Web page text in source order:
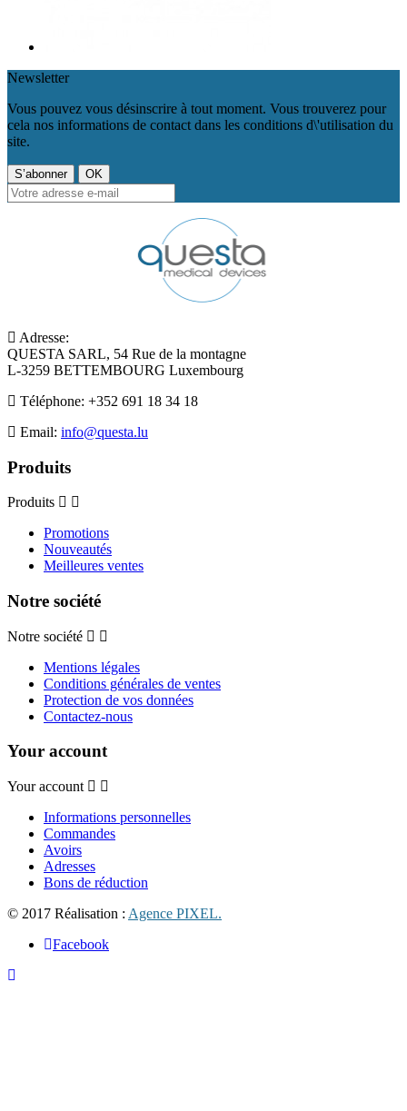
Newsletter
Vous pouvez vous désinscrire à tout moment. Vous trouverez pour
cela nos informations de contact dans les conditions d\'utilisation du
site.
Adresse:
QUESTA SARL, 54 Rue de la montagne
L-3259 BETTEMBOURG Luxembourg
Téléphone: +352 691 18 34 18
Email: info@questa.lu
Produits
Produits
Promotions
Nouveautés
Meilleures ventes
Notre société
Notre société
Mentions légales
Conditions générales de ventes
Protection de vos données
Contactez-nous
Your account
Your account
Informations personnelles
Commandes
Avoirs
Adresses
Bons de réduction
© 2017 Réalisation : Agence PIXEL.
Facebook